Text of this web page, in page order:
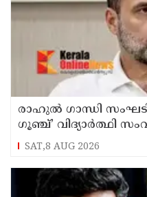
രാഹുൽ ഗാന്ധി
ഗൂഞ്ച്’ വിദ്യാർത്ഥി
രൂക്ഷവിമർശനവുമായി
SAT,8 AUG 2026